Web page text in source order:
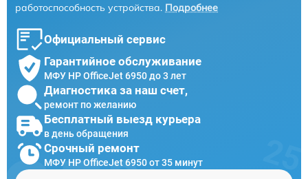
работоспособность устройства. Подробнее
Официальный сервис
Гарантийное обслуживание
МФУ HP OfficeJet 6950 до 3 лет
Диагностика за наш счет,
ремонт по желанию
Бесплатный выезд курьера
в день обращения
Срочный ремонт
МФУ HP OfficeJet 6950 от 35 минут